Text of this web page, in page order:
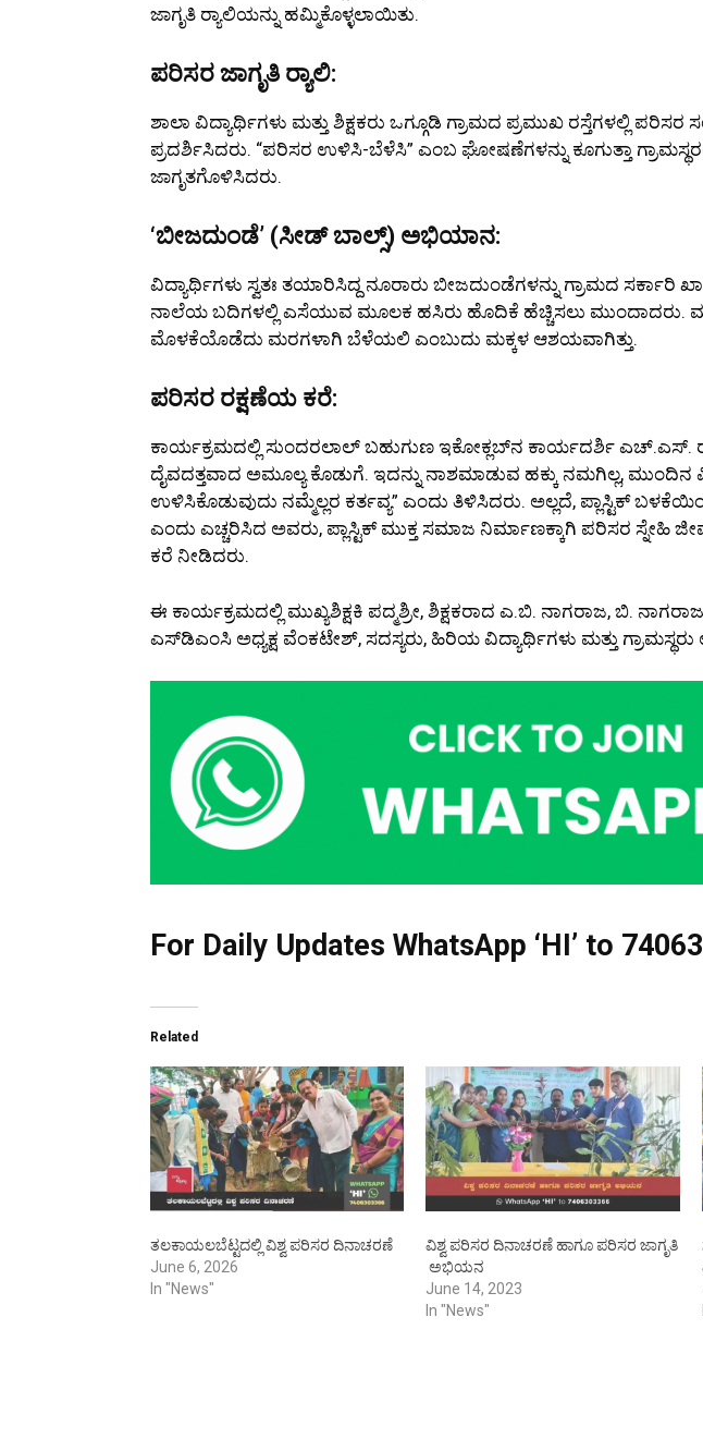
ಜಾಗೃತಿ ರ‍್ಯಾಲಿಯನ್ನು ಹಮ್ಮಿಕೊಳ್ಳಲಾಯಿತು.
ಪರಿಸರ ಜಾಗೃತಿ ರ‍್ಯಾಲಿ:
ಶಾಲಾ ವಿದ್ಯಾರ್ಥಿಗಳು ಮತ್ತು ಶಿಕ್ಷಕರು ಒಗ್ಗೂಡಿ ಗ್ರಾಮದ ಪ್ರಮುಖ ರಸ್ತೆಗಳಲ್ಲಿ ಪರಿಸರ
ಪ್ರದರ್ಶಿಸಿದರು. “ಪರಿಸರ ಉಳಿಸಿ-ಬೆಳೆಸಿ” ಎಂಬ ಘೋಷಣೆಗಳನ್ನು ಕೂಗುತ್ತಾ
ಜಾಗೃತಗೊಳಿಸಿದರು.
‘ಬೀಜದುಂಡೆ’ (ಸೀಡ್ ಬಾಲ್ಸ್) ಅಭಿಯಾನ:
ವಿದ್ಯಾರ್ಥಿಗಳು ಸ್ವತಃ ತಯಾರಿಸಿದ್ದ ನೂರಾರು ಬೀಜದುಂಡೆಗಳನ್ನು ಗ್ರಾಮದ ಸರ್ಕಾರಿ
ನಾಲೆಯ ಬದಿಗಳಲ್ಲಿ ಎಸೆಯುವ ಮೂಲಕ ಹಸಿರು ಹೊದಿಕೆ ಹೆಚ್ಚಿಸಲು ಮುಂದಾದರು.
ಮೊಳಕೆಯೊಡೆದು ಮರಗಳಾಗಿ ಬೆಳೆಯಲಿ ಎಂಬುದು ಮಕ್ಕಳ ಆಶಯವಾಗಿತ್ತು.
ಪರಿಸರ ರಕ್ಷಣೆಯ ಕರೆ:
ಕಾರ್ಯಕ್ರಮದಲ್ಲಿ ಸುಂದರಲಾಲ್ ಬಹುಗುಣ ಇಕೋಕ್ಲಬ್‌ನ ಕಾರ್ಯದರ್ಶಿ ಎಚ್.ಎಸ್.
ದೈವದತ್ತವಾದ ಅಮೂಲ್ಯ ಕೊಡುಗೆ. ಇದನ್ನು ನಾಶಮಾಡುವ ಹಕ್ಕು ನಮಗಿಲ್ಲ, ಮುಂದಿನ
ಉಳಿಸಿಕೊಡುವುದು ನಮ್ಮೆಲ್ಲರ ಕರ್ತವ್ಯ” ಎಂದು ತಿಳಿಸಿದರು. ಅಲ್ಲದೆ, ಪ್ಲಾಸ್ಟಿಕ್
ಎಂದು ಎಚ್ಚರಿಸಿದ ಅವರು, ಪ್ಲಾಸ್ಟಿಕ್ ಮುಕ್ತ ಸಮಾಜ ನಿರ್ಮಾಣಕ್ಕಾಗಿ ಪರಿಸರ ಸ್ನೇಹಿ
ಕರೆ ನೀಡಿದರು.
ಈ ಕಾರ್ಯಕ್ರಮದಲ್ಲಿ ಮುಖ್ಯಶಿಕ್ಷಕಿ ಪದ್ಮಶ್ರೀ, ಶಿಕ್ಷಕರಾದ ಎ.ಬಿ. ನಾಗರಾಜ, ಬಿ.
ಎಸ್‌ಡಿಎಂಸಿ ಅಧ್ಯಕ್ಷ ವೆಂಕಟೇಶ್, ಸದಸ್ಯರು, ಹಿರಿಯ ವಿದ್ಯಾರ್ಥಿಗಳು ಮತ್ತು ಗ್ರಾಮಸ್ಥರು
For Daily Updates WhatsApp ‘HI’ to
Related
ತಲಕಾಯಲಬೆಟ್ಟದಲ್ಲಿ ವಿಶ್ವ ಪರಿಸರ ದಿನಾಚರಣೆ
June 6, 2026
In "News"
ವಿಶ್ವ ಪರಿಸರ ದಿನಾಚರಣೆ ಹಾಗೂ ಪರಿಸರ ಜಾಗೃತಿ
ಅಭಿಯನ
June 14, 2023
In "News"